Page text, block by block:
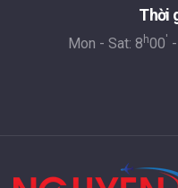
Thời
Mon - Sat: 8 h00'